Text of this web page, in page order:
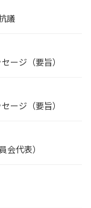
議
ージ（要旨）
ージ（要旨）
代表）